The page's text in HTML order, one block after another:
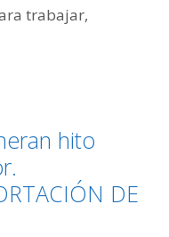
trabajar,
hito
DE